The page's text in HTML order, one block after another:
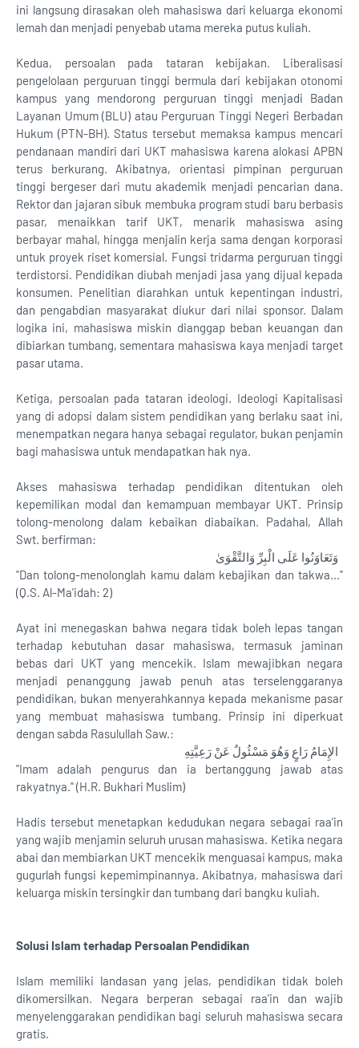
ini langsung dirasakan oleh mahasiswa dari keluarga ekonomi
lemah dan menjadi penyebab utama mereka putus kuliah.
Kedua, persoalan pada tataran kebijakan. Liberalisasi
pengelolaan perguruan tinggi bermula dari kebijakan otonomi
kampus yang mendorong perguruan tinggi menjadi Badan
Layanan Umum (BLU) atau Perguruan Tinggi Negeri Berbadan
Hukum (PTN-BH). Status tersebut memaksa kampus mencari
pendanaan mandiri dari UKT mahasiswa karena alokasi APBN
terus berkurang. Akibatnya, orientasi pimpinan perguruan
tinggi bergeser dari mutu akademik menjadi pencarian dana.
Rektor dan jajaran sibuk membuka program studi baru berbasis
pasar, menaikkan tarif UKT, menarik mahasiswa asing
berbayar mahal, hingga menjalin kerja sama dengan korporasi
untuk proyek riset komersial. Fungsi tridarma perguruan tinggi
terdistorsi. Pendidikan diubah menjadi jasa yang dijual kepada
konsumen. Penelitian diarahkan untuk kepentingan industri,
dan pengabdian masyarakat diukur dari nilai sponsor. Dalam
logika ini, mahasiswa miskin dianggap beban keuangan dan
dibiarkan tumbang, sementara mahasiswa kaya menjadi target
pasar utama.
Ketiga, persoalan pada tataran ideologi. Ideologi Kapitalisasi
yang di adopsi dalam sistem pendidikan yang berlaku saat ini,
menempatkan negara hanya sebagai regulator, bukan penjamin
bagi mahasiswa untuk mendapatkan hak nya.
Akses mahasiswa terhadap pendidikan ditentukan oleh
kepemilikan modal dan kemampuan membayar UKT. Prinsip
tolong-menolong dalam kebaikan diabaikan. Padahal, Allah
Swt. berfirman:
"Dan tolong-menolonglah kamu dalam kebajikan dan takwa..."
(Q.S. Al-Ma'idah: 2)
Ayat ini menegaskan bahwa negara tidak boleh lepas tangan
terhadap kebutuhan dasar mahasiswa, termasuk jaminan
bebas dari UKT yang mencekik. Islam mewajibkan negara
menjadi penanggung jawab penuh atas terselenggaranya
pendidikan, bukan menyerahkannya kepada mekanisme pasar
yang membuat mahasiswa tumbang. Prinsip ini diperkuat
dengan sabda Rasulullah Saw.:
"Imam adalah pengurus dan ia bertanggung jawab atas
rakyatnya." (H.R. Bukhari Muslim)
Hadis tersebut menetapkan kedudukan negara sebagai raa’in
yang wajib menjamin seluruh urusan mahasiswa. Ketika negara
abai dan membiarkan UKT mencekik menguasai kampus, maka
gugurlah fungsi kepemimpinannya. Akibatnya, mahasiswa dari
keluarga miskin tersingkir dan tumbang dari bangku kuliah.
Solusi Islam terhadap Persoalan Pendidikan
Islam memiliki landasan yang jelas, pendidikan tidak boleh
dikomersilkan. Negara berperan sebagai raa'in dan wajib
menyelenggarakan pendidikan bagi seluruh mahasiswa secara
gratis.